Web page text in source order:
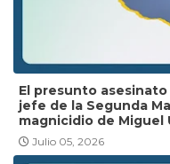
El presunto
jefe de la Segunda
magnicidio de Miguel
Julio 05, 2026